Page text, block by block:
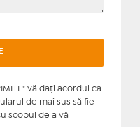
vă daţi acordul ca
de mai sus să fie
scopul de a vă